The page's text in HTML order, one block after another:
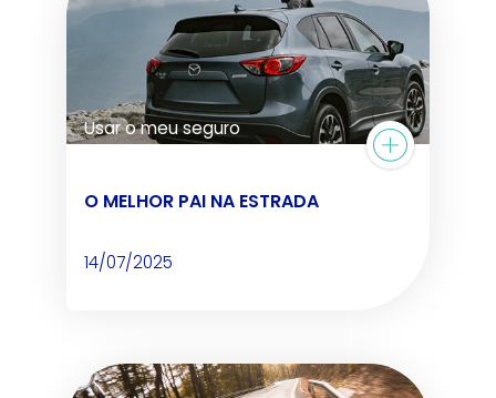
Usar o meu seguro
O MELHOR PAI NA ESTRADA
14/07/2025